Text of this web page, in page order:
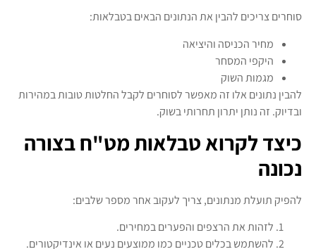
סוחרים צריכים להבין את הנתונים הבאים בטבלאות:
מחיר הכניסה והיציאה
היקפי המסחר
מגמות השוק
להבין נתונים אלו זה מאפשר לסוחרים לקבל החלטות טובות במהירות
ובדיוק. זה נותן יתרון תחרותי בשוק.
כיצד לקרוא טבלאות מט"ח בצורה
נכונה
להפיק תועלת מנתונים, צריך לעקוב אחר מספר שלבים:
לזהות את הרצפים והפערים במחירים.
להשתמש בכלים טכניים כמו ממוצעים נעים או אינדיקטורים.